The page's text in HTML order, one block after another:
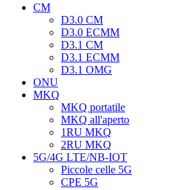
CM
D3.0 CM
D3.0 ECMM
D3.1 CM
D3.1 ECMM
D3.1 OMG
ONU
MKQ
MKQ portatile
MKQ all'aperto
1RU MKQ
2RU MKQ
5G/4G LTE/NB-IOT
Piccole celle 5G
CPE 5G